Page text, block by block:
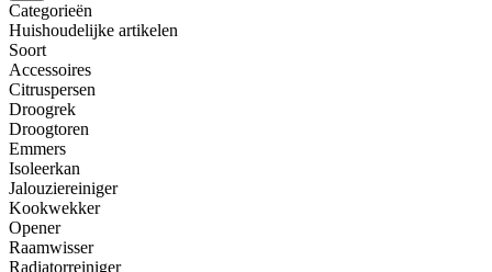
Categorieën
Huishoudelijke artikelen
Soort
Accessoires
Citruspersen
Droogrek
Droogtoren
Emmers
Isoleerkan
Jalouziereiniger
Kookwekker
Opener
Raamwisser
Radiatorreiniger